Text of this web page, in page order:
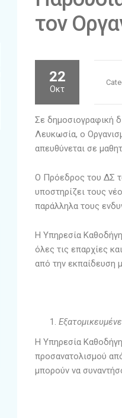
τον
22
Οκτ
Σε δημοσιογραφική
Λευκωσία, ο
απευθύνεται σε
Ο Πρόεδρος του ΔΣ
υποστηρίζει τους
παράλληλα τους
Η Υπηρεσία
όλες τις επαρχίες
από την εκπαίδευση
Η Υπηρεσία
προσανατολισμού
μπορούν να